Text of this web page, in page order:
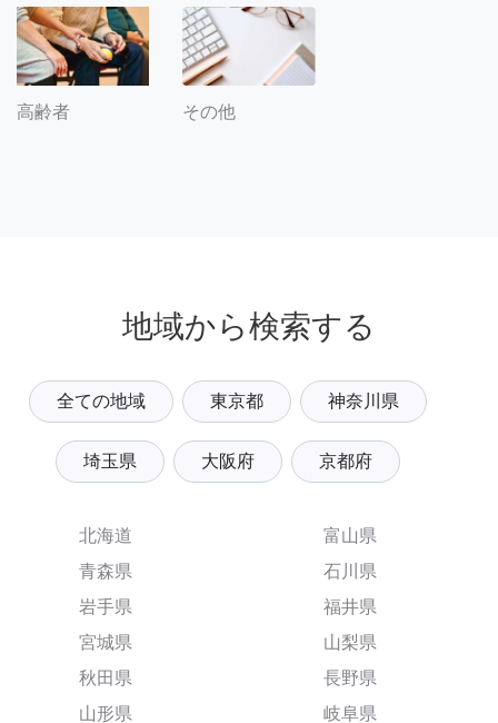
高齢者 その他
地域から検索する
全ての地域 東京都 神奈川県
埼玉県 大阪府 京都府
北海道
青森県
岩手県
宮城県
秋田県
山形県
富山県
石川県
福井県
山梨県
長野県
岐阜県